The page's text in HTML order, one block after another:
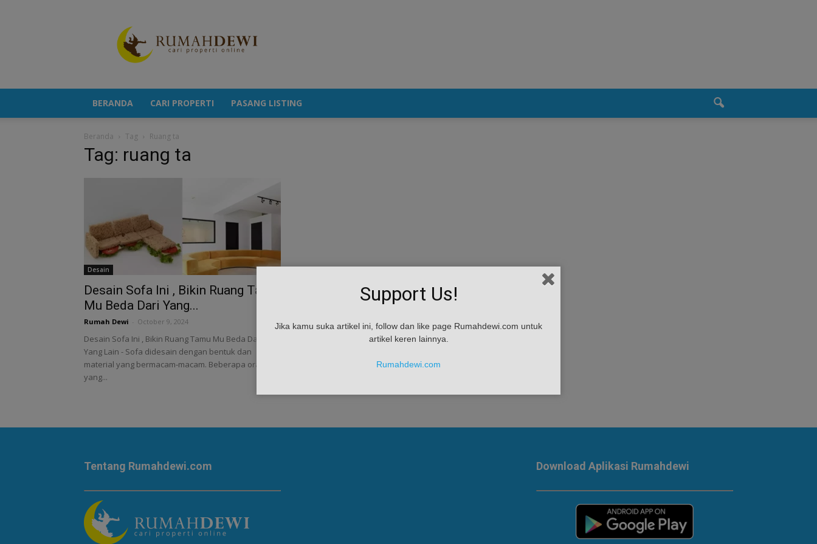
Berita
Properti
Terkini
BERANDA CARI PROPERTI PASANG LISTING
Beranda Tag Ruang ta
Tag: ruang ta
Desain
Desain Sofa Ini , Bikin Ruang Tamu
Mu Beda Dari Yang...
Rumah Dewi October 9, 2024
Desain Sofa Ini , Bikin Ruang Tamu Mu Beda Dari
Yang Lain - Sofa didesain dengan bentuk dan
material yang bermacam-macam. Beberapa orang
yang...
Tentang Rumahdewi.com Download Aplikasi Rumahdewi
Support Us!
Jika kamu suka artikel ini, follow dan like page Rumahdewi.com untuk
artikel keren lainnya.
Rumahdewi.com